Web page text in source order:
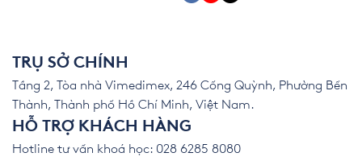
TRỤ SỞ CHÍNH
Tầng 2, Tòa nhà Vimedimex, 246 Cống Quỳnh, Phường Bến
Thành, Thành phố Hồ Chí Minh, Việt Nam.
HỖ TRỢ KHÁCH HÀNG
Hotline tư vấn khoá học: 028 6285 8080